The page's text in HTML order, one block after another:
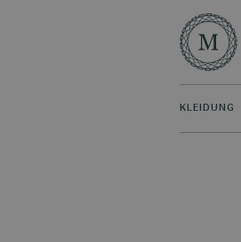
KLEIDUNG